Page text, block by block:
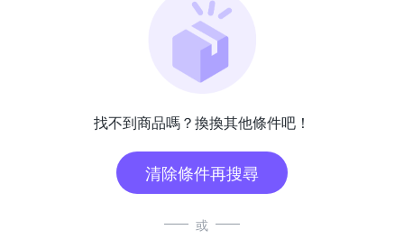
找不到商品嗎？換換其他條件吧！
清除條件再搜尋
或